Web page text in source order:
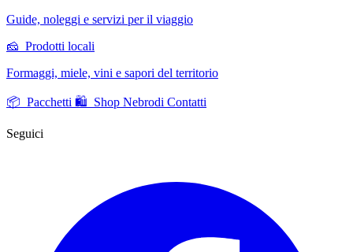
Guide, noleggi e servizi per il viaggio
🧀 Prodotti locali
Formaggi, miele, vini e sapori del territorio
📦 Pacchetti 🛍️ Shop Nebrodi Contatti
Seguici